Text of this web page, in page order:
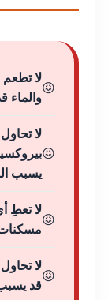
لا
والماء
لا
يسبب
لا تعطِ
لا
قد